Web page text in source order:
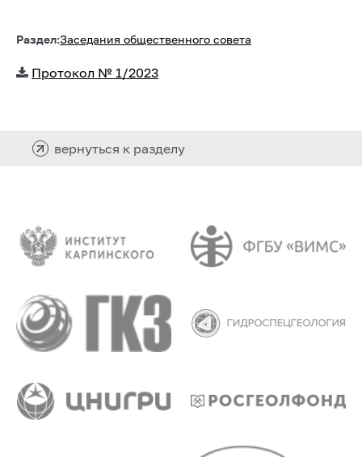
Раздел:Заседания общественного совета
Протокол № 1/2023
вернуться к разделу